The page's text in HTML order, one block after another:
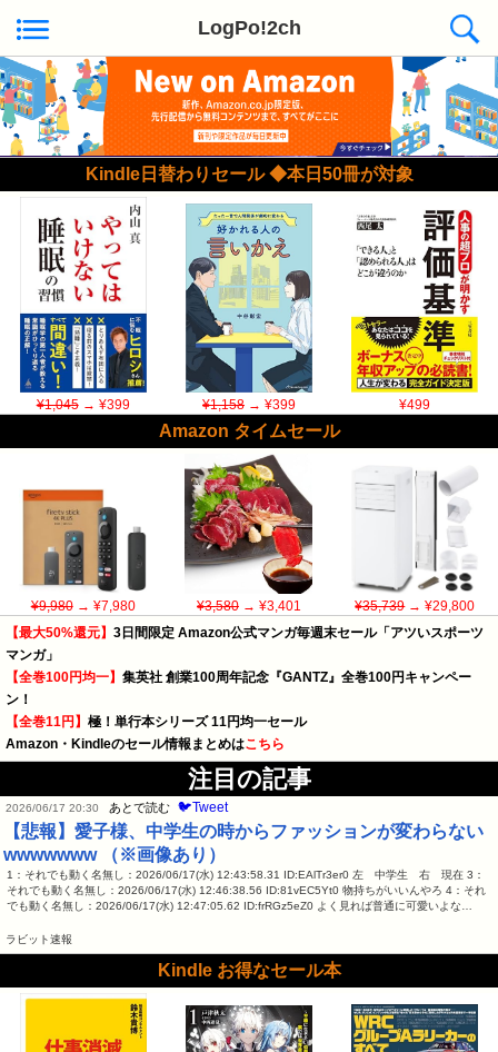
LogPo!2ch
Kindle日替わりセール ◆本日50冊が対象
¥1,045→ ¥399 ¥1,158→ ¥399 ¥499
Amazon タイムセール
¥9,980→ ¥7,980 ¥3,580→ ¥3,401 ¥35,739→ ¥29,800
【最大50%還元】 3日間限定 Amazon公式マンガ毎週末セール「アツいスポーツ
マンガ」
【全巻100円均一】 集英社 創業100周年記念『GANTZ』全巻100円キャンペー
ン！
【全巻11円】 極！単行本シリーズ 11円均一セール
Amazon・Kindleのセール情報まとめはこちら
注目の記事
2026/06/17 20:30 あとで読む 🐦Tweet
【悲報】愛子様、中学生の時からファッションが変わらない
wwwwwww （※画像あり）
1：それでも動く名無し：2026/06/17(水) 12:43:58.31 ID:EAlTr3er0 左 中学生 右 現在 3：
それでも動く名無し：2026/06/17(水) 12:46:38.56 ID:81vEC5Yt0 物持ちがいいんやろ 4：それ
でも動く名無し：2026/06/17(水) 12:47:05.62 ID:frRGz5eZ0 よく見れば普通に可愛いよな…
ラビット速報
Kindle お得なセール本